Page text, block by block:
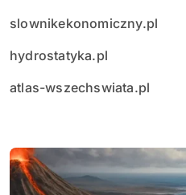
slownikekonomiczny.pl
hydrostatyka.pl
atlas-wszechswiata.pl